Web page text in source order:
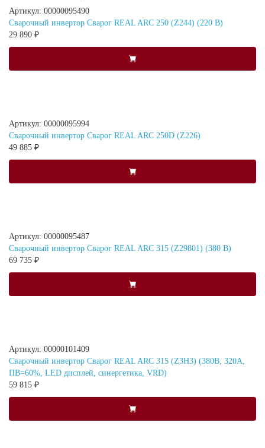
Артикул: 00000095490
Сварочный инвертор Сварог REAL ARC 250 (Z244) (220 В)
29 890 ₽
Артикул: 00000095994
Сварочный инвертор Сварог REAL ARC 250D (Z226)
49 885 ₽
Артикул: 00000095487
Сварочный инвертор Сварог REAL ARC 315 (Z29801) (380 В)
69 735 ₽
Артикул: 00000101409
Сварочный инвертор Сварог REAL ARC 315 (Z3H3) (380В, 320А,
ПВ=60%, LED дисплей, синергетика, VRD)
59 815 ₽